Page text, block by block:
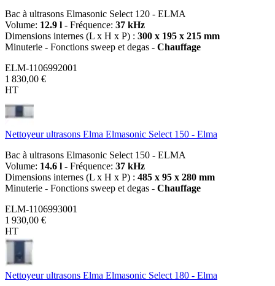
Bac à ultrasons Elmasonic Select 120 - ELMA
Volume: 12.9 l - Fréquence: 37 kHz
Dimensions internes (L x H x P) : 300 x 195 x 215 mm
Minuterie - Fonctions sweep et degas - Chauffage
ELM-1106992001
1 830,00 €
HT
Nettoyeur ultrasons Elma Elmasonic Select 150 - Elma
Bac à ultrasons Elmasonic Select 150 - ELMA
Volume: 14.6 l - Fréquence: 37 kHz
Dimensions internes (L x H x P) : 485 x 95 x 280 mm
Minuterie - Fonctions sweep et degas - Chauffage
ELM-1106993001
1 930,00 €
HT
Nettoyeur ultrasons Elma Elmasonic Select 180 - Elma